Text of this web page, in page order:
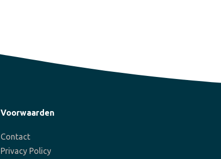
Voorwaarden
Contact
Privacy Policy